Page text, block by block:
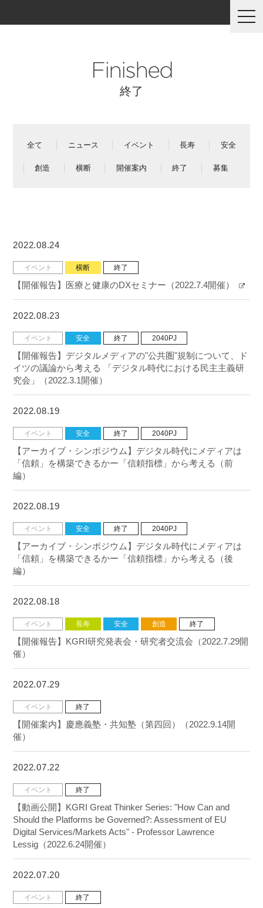
Finished
終了
全て ニュース イベント 長寿 安全
創造 横断 開催案内 終了 募集
2022.08.24
イベント 横断 終了
【開催報告】医療と健康のDXセミナー（2022.7.4開催）
2022.08.23
イベント 安全 終了 2040PJ
【開催報告】デジタルメディアの"公共圏"規制について、ド
イツの議論から考える 「デジタル時代における民主主義研
究会」（2022.3.1開催）
2022.08.19
イベント 安全 終了 2040PJ
【アーカイブ・シンポジウム】デジタル時代にメディアは
「信頼」を構築できるかー「信頼指標」から考える（前
編）
2022.08.19
イベント 安全 終了 2040PJ
【アーカイブ・シンポジウム】デジタル時代にメディアは
「信頼」を構築できるかー「信頼指標」から考える（後
編）
2022.08.18
イベント 長寿 安全 創造 終了
【開催報告】KGRI研究発表会・研究者交流会（2022.7.29開
催）
2022.07.29
イベント 終了
【開催案内】慶應義塾・共知塾（第四回）（2022.9.14開
催）
2022.07.22
イベント 終了
【動画公開】KGRI Great Thinker Series: "How Can and
Should the Platforms be Governed?: Assessment of EU
Digital Services/Markets Acts" - Professor Lawrence
Lessig（2022.6.24開催）
2022.07.20
イベント 終了